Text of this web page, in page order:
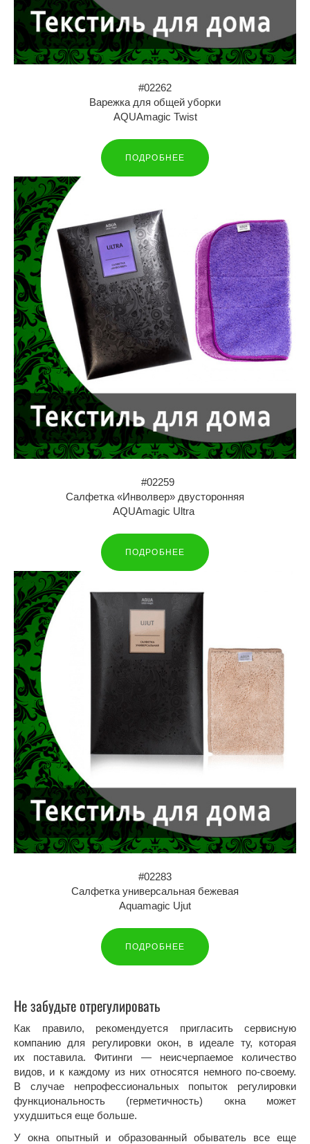
#02262
Варежка для общей уборки
AQUAmagic Twist
ПОДРОБНЕЕ
#02259
Салфетка «Инволвер» двусторонняя
AQUAmagic Ultra
ПОДРОБНЕЕ
#02283
Салфетка универсальная бежевая
Aquamagic Ujut
ПОДРОБНЕЕ
Не забудьте отрегулировать
Как правило, рекомендуется пригласить сервисную
компанию для регулировки окон, в идеале ту, которая
их поставила. Фитинги — неисчерпаемое количество
видов, и к каждому из них относятся немного по-своему.
В случае непрофессиональных попыток регулировки
функциональность (герметичность) окна может
ухудшиться еще больше.
У окна опытный и образованный обыватель все еще